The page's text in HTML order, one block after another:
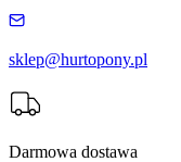
sklep@hurtopony.pl
Darmowa dostawa